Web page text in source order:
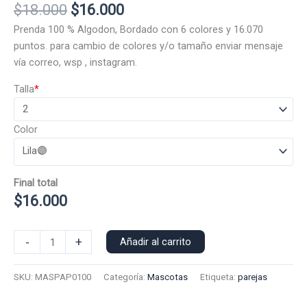
$18.000 El
precio
original
era:
$16.000El
precio
actual
es:
Prenda 100 % Algodon, Bordado con 6 colores y 16.070
puntos. para cambio de colores y/o tamaño enviar mensaje
vía correo, wsp , instagram.
*
Talla
Color
Final total
$16.000
-
Polo
+ Añadir al carrito
SKU: MASPAP0100 Categoría: Mascotas Etiqueta: parejas